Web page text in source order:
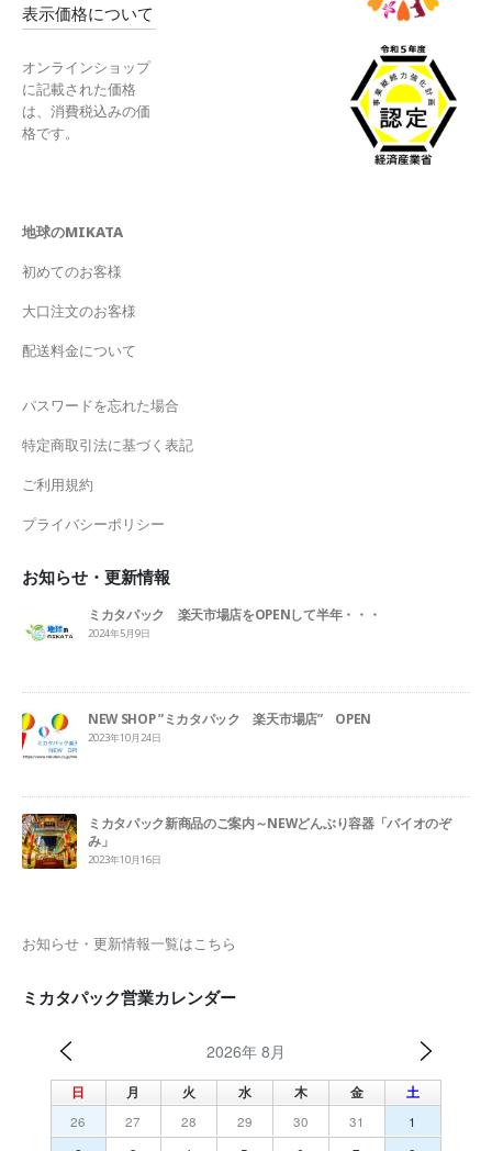
表示価格について
オンラインショップ
に記載された価格
は、消費税込みの価
格です。
地球のMIKATA
初めてのお客様
大口注文のお客様
配送料金について
パスワードを忘れた場合
特定商取引法に基づく表記
ご利用規約
プライバシーポリシー
お知らせ・更新情報
ミカタパック 楽天市場店をOPENして半年・・・
2024年5月9日
NEW SHOP ”ミカタパック 楽天市場店” OPEN
2023年10月24日
ミカタパック新商品のご案内～NEWどんぶり容器「バイオのぞ
み」
2023年10月16日
お知らせ・更新情報一覧はこちら
ミカタパック営業カレンダー
2026年 8月
日 月 火 水 木 金 土
26 27 28 29 30 31
1